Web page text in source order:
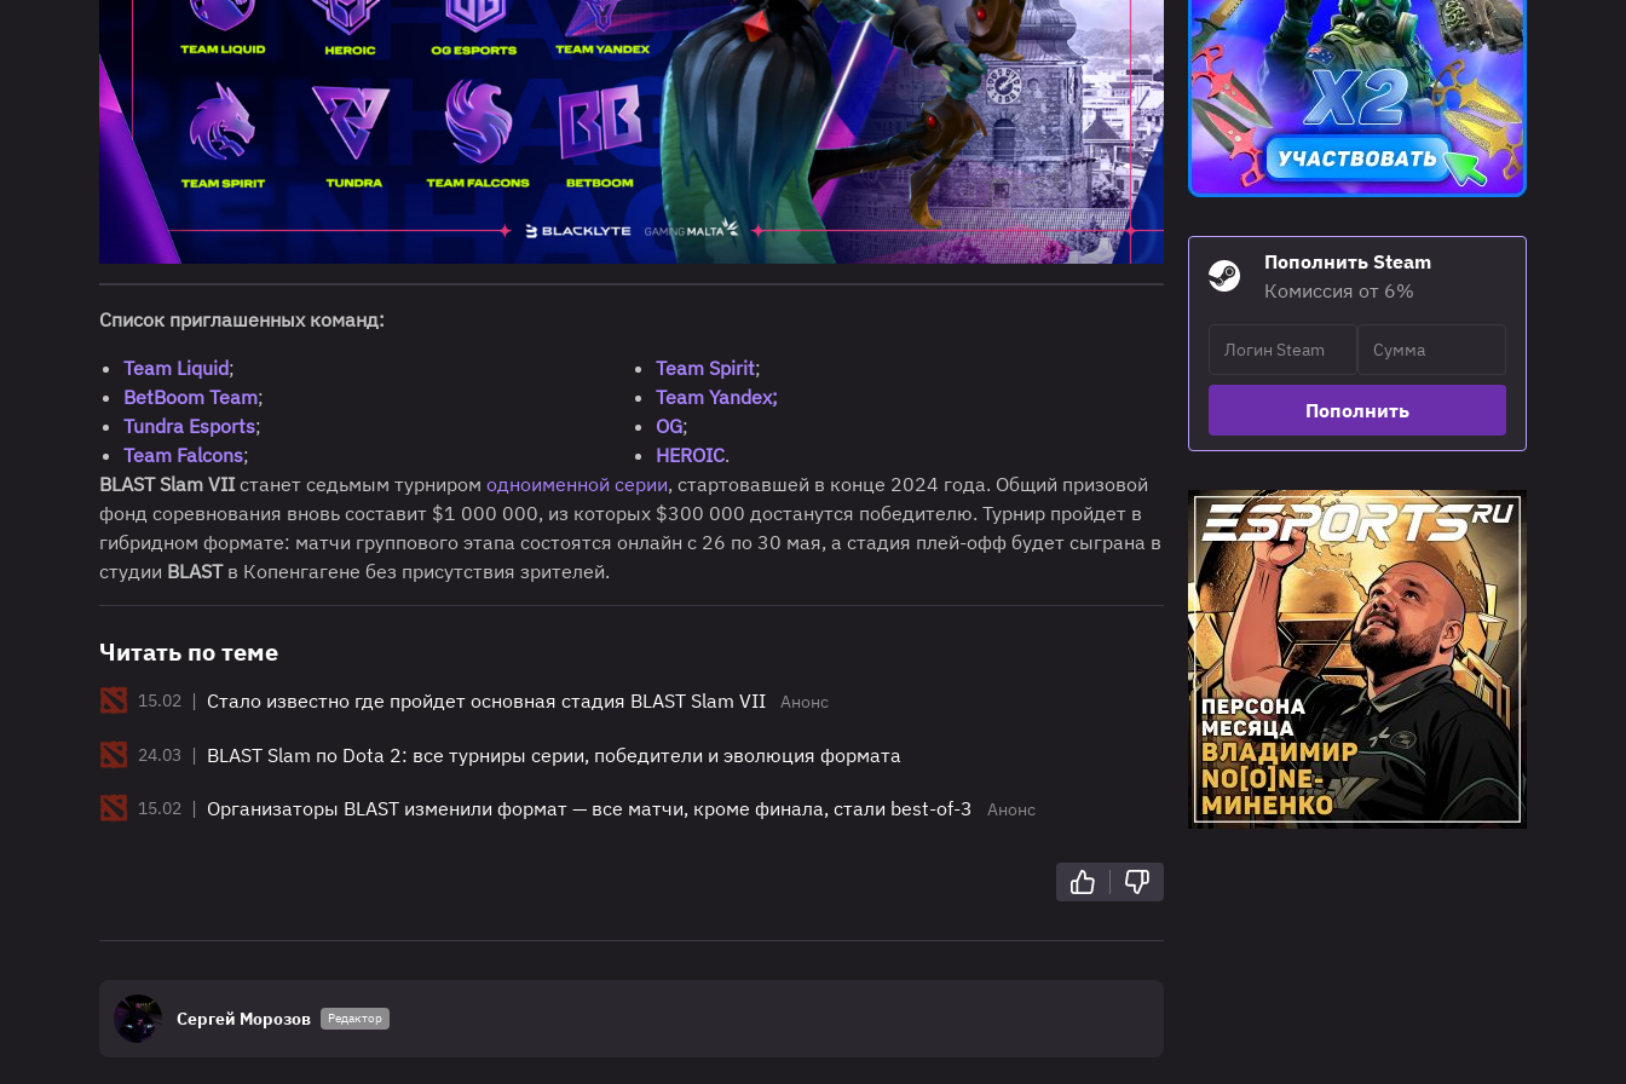
Список приглашенных команд:
Team Liquid;
BetBoom Team;
Tundra Esports;
Team Falcons;
Team Spirit;
Team Yandex;
OG;
HEROIC.
BLAST Slam VII станет седьмым турниром одноименной серии, стартовавшей в конце 2024 года. Общий призовой
фонд соревнования вновь составит $1 000 000, из которых $300 000 достанутся победителю. Турнир пройдет в
гибридном формате: матчи группового этапа состоятся онлайн с 26 по 30 мая, а стадия плей-офф будет сыграна в
студии BLAST в Копенгагене без присутствия зрителей.
Читать по теме
15.02 | Стало известно где пройдет основная стадия BLAST Slam VII Анонс
24.03 | BLAST Slam по Dota 2: все турниры серии, победители и эволюция формата
15.02 | Организаторы BLAST изменили формат — все матчи, кроме финала, стали best-of-3 Анонс
Сергей Морозов Редактор
Пополнить Steam
Комиссия от 6%
Пополнить